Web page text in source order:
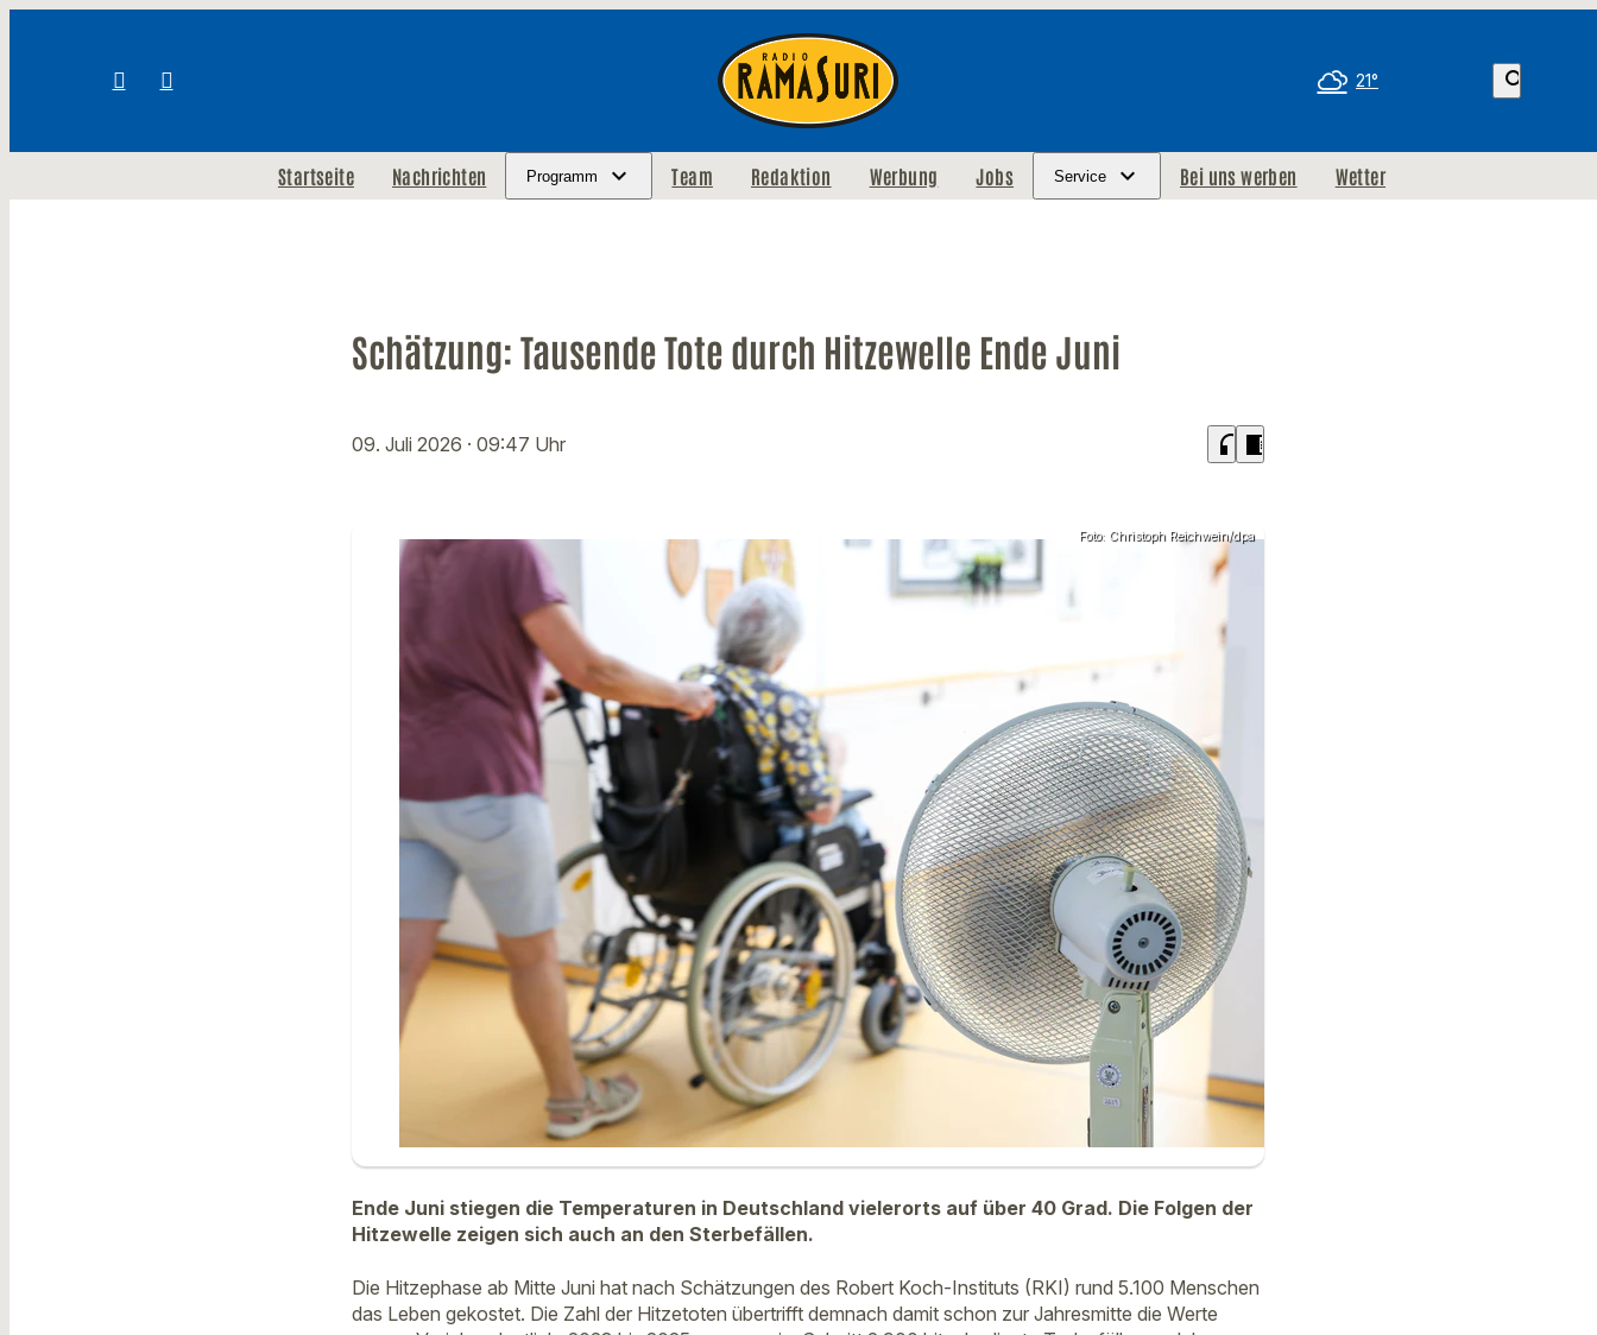
21° search
Startseite Nachrichten Programm Team Redaktion Werbung Jobs Service Bei uns werben Wetter
Schätzung: Tausende Tote durch Hitzewelle Ende Juni
09. Juli 2026 · 09:47 Uhr headphones chrome_reader_mode
Foto: Christoph Reichwein/dpa
Ende Juni stiegen die Temperaturen in Deutschland vielerorts auf über 40 Grad. Die Folgen der
Hitzewelle zeigen sich auch an den Sterbefällen.
Die Hitzephase ab Mitte Juni hat nach Schätzungen des Robert Koch-Instituts (RKI) rund 5.100 Menschen
das Leben gekostet. Die Zahl der Hitzetoten übertrifft demnach damit schon zur Jahresmitte die Werte